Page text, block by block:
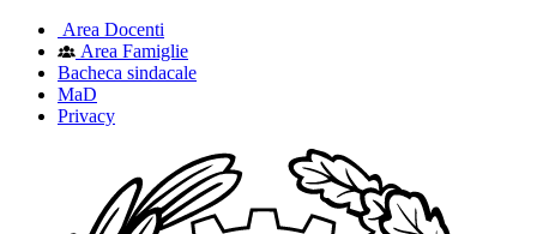
Area Docenti
Area Famiglie
Bacheca sindacale
MaD
Privacy